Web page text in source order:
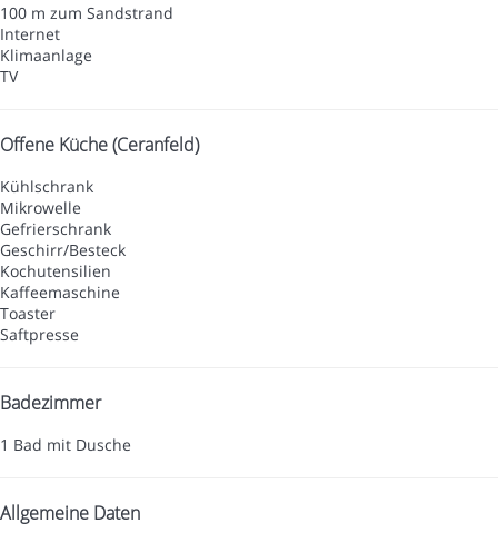
100 m zum Sandstrand
Internet
Klimaanlage
TV
Offene Küche (Ceranfeld)
Kühlschrank
Mikrowelle
Gefrierschrank
Geschirr/Besteck
Kochutensilien
Kaffeemaschine
Toaster
Saftpresse
Badezimmer
1 Bad mit Dusche
Allgemeine Daten